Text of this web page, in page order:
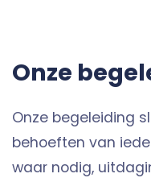
Onze
Onze begeleiding
behoeften van
waar nodig,